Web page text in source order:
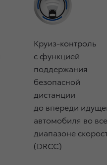
Круиз-контроль
с функцией
поддержания
безопасной
дистанции
до впереди
автомобиля во
диапазоне
(DRCC)